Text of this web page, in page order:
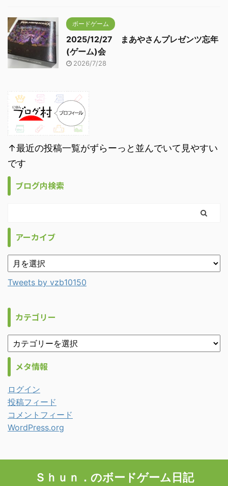
ボードゲーム
2025/12/27 まあやさんプレゼンツ忘年
(ゲーム)会
2026/7/28
↑最近の投稿一覧がずらーっと並んでいて見やすい
です
ブログ内検索
アーカイブ
Tweets by vzb10150
カテゴリー
メタ情報
ログイン
投稿フィード
コメントフィード
WordPress.org
Ｓｈｕｎ．のボードゲーム日記